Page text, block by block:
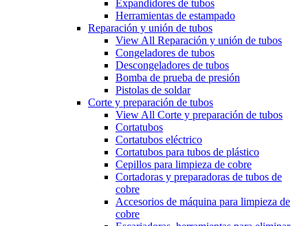
Expandidores de tubos
Herramientas de estampado
Reparación y unión de tubos
View All Reparación y unión de tubos
Congeladores de tubos
Descongeladores de tubos
Bomba de prueba de presión
Pistolas de soldar
Corte y preparación de tubos
View All Corte y preparación de tubos
Cortatubos
Cortatubos eléctrico
Cortatubos para tubos de plástico
Cepillos para limpieza de cobre
Cortadoras y preparadoras de tubos de
cobre
Accesorios de máquina para limpieza de
cobre